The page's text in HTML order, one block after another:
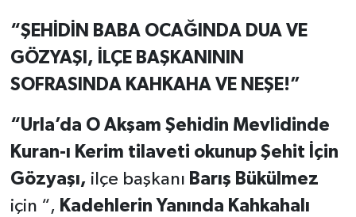
“ŞEHİDİN BABA OCAĞINDA DUA VE
GÖZYAŞI, İLÇE BAŞKANININ
SOFRASINDA KAHKAHA VE NEŞE!”
“Urla’da O Akşam Şehidin Mevlidinde
Kuran-ı Kerim tilaveti okunupŞehit İçin
Gözyaşı, ilçe başkanı Barış Bükülmez
için “, Kadehlerin Yanında Kahkahalı